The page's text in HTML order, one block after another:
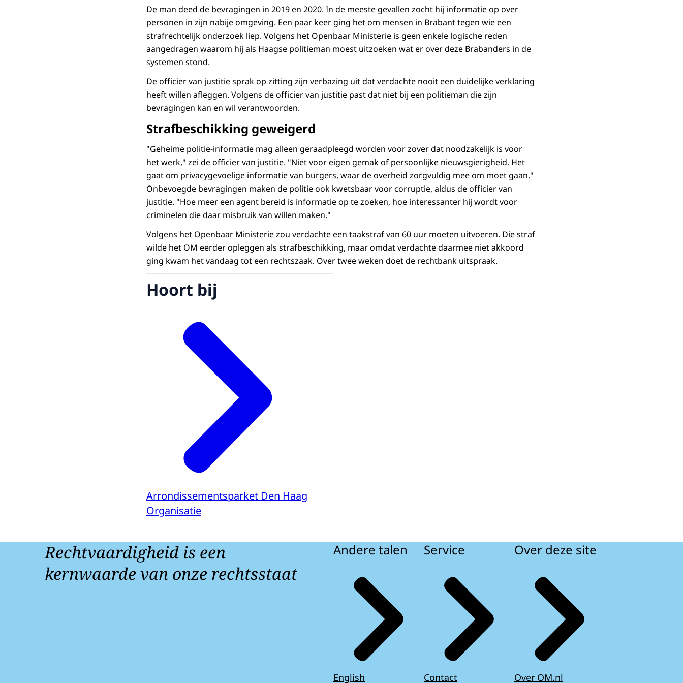
De man deed de bevragingen in 2019 en 2020. In de meeste gevallen zocht hij informatie op over
personen in zijn nabije omgeving. Een paar keer ging het om mensen in Brabant tegen wie een
strafrechtelijk onderzoek liep. Volgens het Openbaar Ministerie is geen enkele logische reden
aangedragen waarom hij als Haagse politieman moest uitzoeken wat er over deze Brabanders in de
systemen stond.
De officier van justitie sprak op zitting zijn verbazing uit dat verdachte nooit een duidelijke verklaring
heeft willen afleggen. Volgens de officier van justitie past dat niet bij een politieman die zijn
bevragingen kan en wil verantwoorden.
Strafbeschikking geweigerd
"Geheime politie-informatie mag alleen geraadpleegd worden voor zover dat noodzakelijk is voor
het werk," zei de officier van justitie. "Niet voor eigen gemak of persoonlijke nieuwsgierigheid. Het
gaat om privacygevoelige informatie van burgers, waar de overheid zorgvuldig mee om moet gaan."
Onbevoegde bevragingen maken de politie ook kwetsbaar voor corruptie, aldus de officier van
justitie. "Hoe meer een agent bereid is informatie op te zoeken, hoe interessanter hij wordt voor
criminelen die daar misbruik van willen maken."
Volgens het Openbaar Ministerie zou verdachte een taakstraf van 60 uur moeten uitvoeren. Die straf
wilde het OM eerder opleggen als strafbeschikking, maar omdat verdachte daarmee niet akkoord
ging kwam het vandaag tot een rechtszaak. Over twee weken doet de rechtbank uitspraak.
Hoort bij
Arrondissementsparket Den Haag
Organisatie
Rechtvaardigheid is een
kernwaarde van onze rechtsstaat
Andere talen
English
Service
Contact
Over deze site
Over OM.nl